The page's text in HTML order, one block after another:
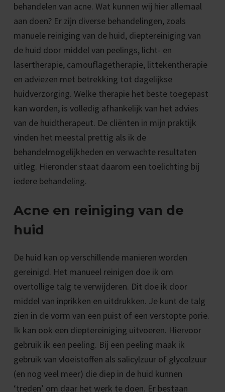
behandelen van acne. Wat kunnen wij hier allemaal
aan doen? Er zijn diverse behandelingen, zoals
manuele reiniging van de huid, dieptereiniging van
de huid door middel van peelings, licht- en
lasertherapie, camouflagetherapie, littekentherapie
en adviezen met betrekking tot dagelijkse
huidverzorging. Welke therapie het beste toegepast
kan worden, is volledig afhankelijk van het advies
van de huidtherapeut. De cliënten in mijn praktijk
vinden het meestal prettig als ik de
behandelmogelijkheden en verwachte resultaten
uitleg. Hieronder staat daarom een toelichting bij
iedere behandeling.
Acne en reiniging van de
huid
De huid kan op verschillende manieren worden
gereinigd. Het manueel reinigen doe ik om
overtollige talg te verwijderen. Dit doe ik door
middel van inprikken en uitdrukken. Je kunt de talg
zien in de vorm van een puist of een verstopte porie.
Ik kan ook een dieptereiniging uitvoeren. Hiervoor
gebruik ik een peeling. Bij een peeling maak ik
gebruik van vloeistoffen als salicylzuur of glycolzuur
(en nog veel meer) die diep in de huid kunnen
‘treden’ om daar het werk te doen. Er bestaan